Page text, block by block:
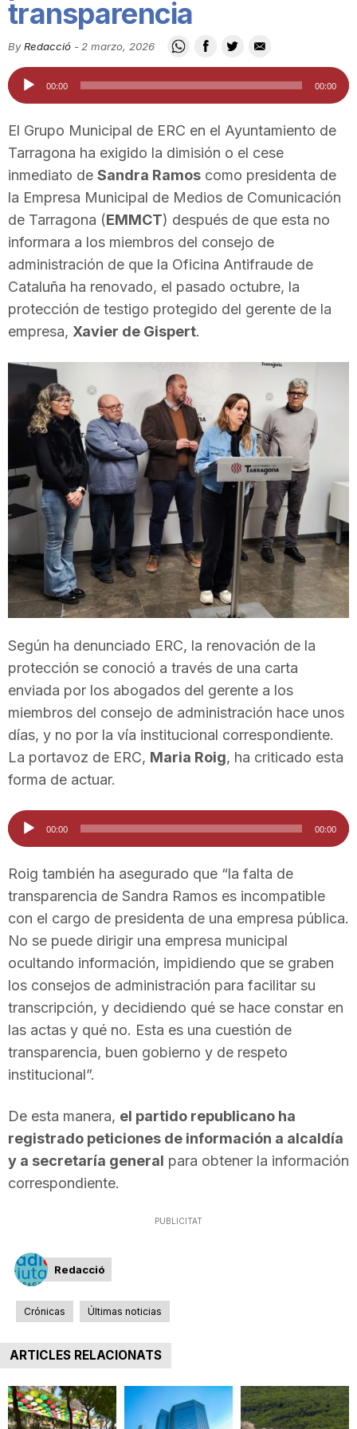
i
u
a
d
a
r
n
a
transparencia
By Redacció - 2 marzo, 2026
Reproductor
de
audio
00:00 00:00
El Grupo Municipal de ERC en el Ayuntamiento de
Tarragona ha exigido la dimisión o el cese
inmediato de Sandra Ramos como presidenta de
la Empresa Municipal de Medios de Comunicación
de Tarragona (EMMCT) después de que esta no
informara a los miembros del consejo de
administración de que la Oficina Antifraude de
Cataluña ha renovado, el pasado octubre, la
protección de testigo protegido del gerente de la
empresa, Xavier de Gispert.
Según ha denunciado ERC, la renovación de la
protección se conoció a través de una carta
enviada por los abogados del gerente a los
miembros del consejo de administración hace unos
días, y no por la vía institucional correspondiente.
La portavoz de ERC, Maria Roig, ha criticado esta
forma de actuar.
Reproductor
de
audio
00:00 00:00
Roig también ha asegurado que “la falta de
transparencia de Sandra Ramos es incompatible
con el cargo de presidenta de una empresa pública.
No se puede dirigir una empresa municipal
ocultando información, impidiendo que se graben
los consejos de administración para facilitar su
transcripción, y decidiendo qué se hace constar en
las actas y qué no. Esta es una cuestión de
transparencia, buen gobierno y de respeto
institucional”.
De esta manera, el partido republicano ha
registrado peticiones de información a alcaldía
y a secretaría general para obtener la información
correspondiente.
PUBLICITAT
Redacció
Crónicas Últimas noticias
ARTICLES RELACIONATS